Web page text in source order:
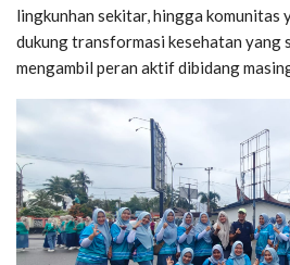
lingkunhan sekitar, hingga komunitas
dukung transformasi kesehatan yang
mengambil peran aktif dibidang